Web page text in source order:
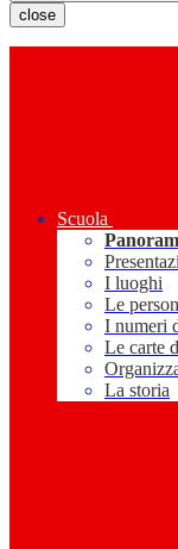
close
Scuola
I luoghi
Le
I numeri
Le carte
La storia